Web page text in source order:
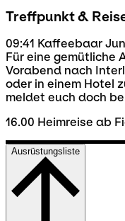
Treffpunkt &
09:41 Kaffeebaar
Für eine gemütliche
Vorabend nach
oder in einem Hotel
meldet euch doch
16.00 Heimreise ab
Ausrüstungsliste